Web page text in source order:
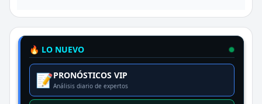
🔥 LO NUEVO
📝PRONÓSTICOS VIP
Análisis diario de expertos